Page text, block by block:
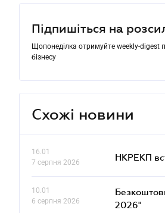
Підпишіться на
Щопонеділка отримуйте weekly-digest
бізнесу
Схожі новини
16.01
7 серпня 2026
НКРЕКП
10.01
6 серпня 2026
2026"